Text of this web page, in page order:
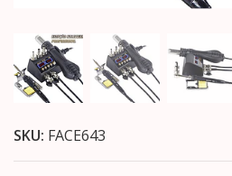
SKU: FACE643